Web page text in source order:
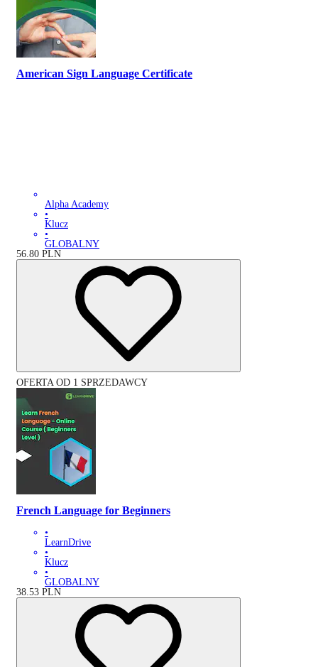
American Sign Language Certificate
Alpha Academy
•
Klucz
•
GLOBALNY
56.80 PLN
OFERTA OD 1 SPRZEDAWCY
French Language for Beginners
•
LearnDrive
•
Klucz
•
GLOBALNY
38.53 PLN